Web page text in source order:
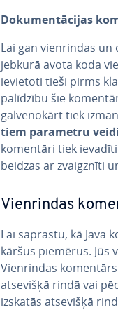
Do­ku­men­tā­ci­jas
Lai gan vien­rin­das
jebkurā avota koda
ievietoti tieši pirms
palīdzību šie
gal­ve­no­kārt tiek
tiem parametru
komentāri tiek
beidzas ar zvaigznī­ti
Vien­rin­das
Lai saprastu, kā Java
kār­šus piemērus.
Vien­rin­das
atsevišķā rindā vai
izskatās atsevišķā